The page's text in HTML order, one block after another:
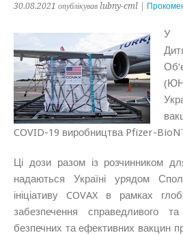
30.08.2021 опублікував lubny-cml |
У
COVID-19 виробництва Pfizer-
Ці дози разом із розчинником
надаються Україні урядом
ініціативу COVAX в рамках
забезпечення справедливого
безпечних та ефективних вакцин